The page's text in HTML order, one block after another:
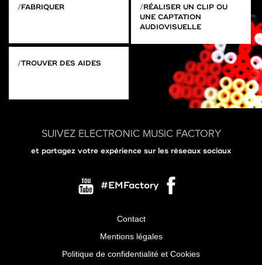
FABRIQUER
RÉALISER UN CLIP OU
UNE CAPTATION
AUDIOVISUELLE
TROUVER DES AIDES
SUIVEZ ELECTRONIC MUSIC FACTORY
et partagez votre expérience sur les réseaux sociaux
#EMFactory
Contact
Mentions légales
Politique de confidentialité et Cookies